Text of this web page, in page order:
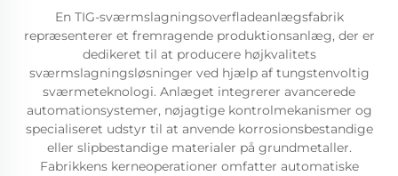
En TIG-sværmslagningsoverfladeanlægsfabrik
repræsenterer et fremragende produktionsanlæg, der er
dedikeret til at producere højkvalitets
sværmslagningsløsninger ved hjælp af tungstenvoltig
sværmeteknologi. Anlæget integrerer avancerede
automationsystemer, nøjagtige kontrolmekanismer og
specialiseret udstyr til at anvende korrosionsbestandige
eller slipbestandige materialer på grundmetaller.
Fabrikkens kerneoperationer omfatter automatiske